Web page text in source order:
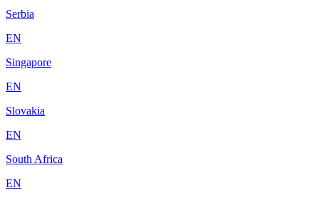
Serbia
EN
Singapore
EN
Slovakia
EN
South Africa
EN